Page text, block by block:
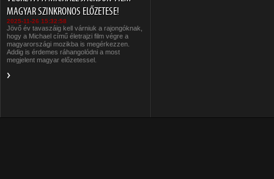
MAGYAR SZINKRONOS ELŐZETESE!
2025-11-26 15:32:58
Jövő év tavaszáig kell várniuk a rajongóknak,
hogy a Michael című életrajzi film végre a
magyarországi mozikba is megérkezzen.
Addig is érdemes ráhangolódni a most
megjelent magyar előzetessel.